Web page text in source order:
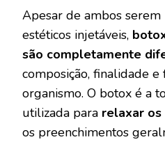
Apesar de ambos
estéticos injetáveis,
são completamente
composição, finalidade
organismo. O botox é a
utilizada para relaxar os
os preenchimentos